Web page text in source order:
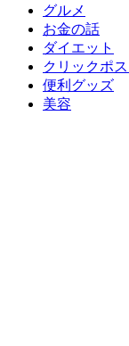
グルメ
お金の話
ダイエット
クリックポス
便利グッズ
美容